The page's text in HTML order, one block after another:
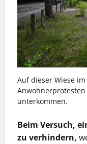
Auf dieser Wiese
unterkommen.
Beim Versuch,
zu verhindern,